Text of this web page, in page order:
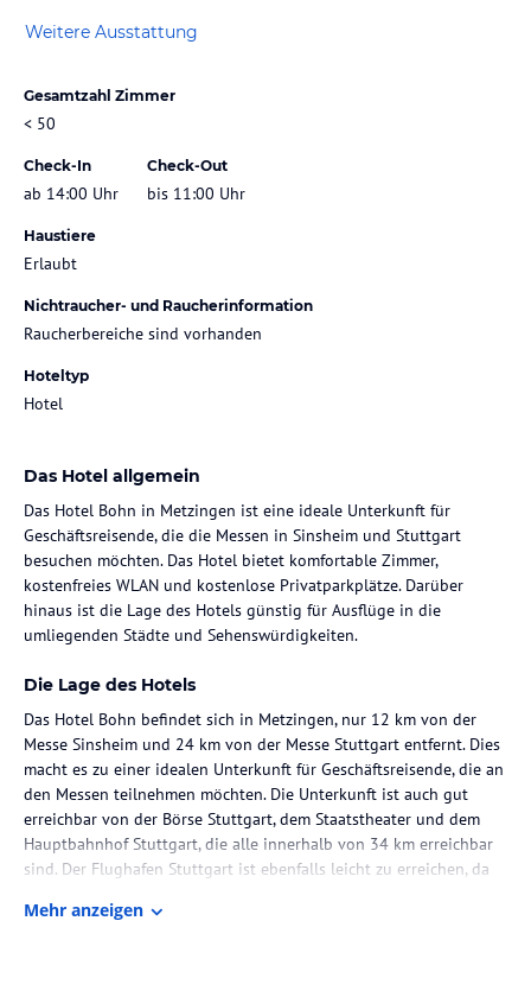
Weitere Ausstattung
Gesamtzahl Zimmer
< 50
Check-In
ab 14:00 Uhr
Check-Out
bis 11:00 Uhr
Haustiere
Erlaubt
Nichtraucher- und Raucherinformation
Raucherbereiche sind vorhanden
Hoteltyp
Hotel
Das Hotel allgemein
Das Hotel Bohn in Metzingen ist eine ideale Unterkunft für
Geschäftsreisende, die die Messen in Sinsheim und Stuttgart
besuchen möchten. Das Hotel bietet komfortable Zimmer,
kostenfreies WLAN und kostenlose Privatparkplätze. Darüber
hinaus ist die Lage des Hotels günstig für Ausflüge in die
umliegenden Städte und Sehenswürdigkeiten.
Die Lage des Hotels
Das Hotel Bohn befindet sich in Metzingen, nur 12 km von der
Messe Sinsheim und 24 km von der Messe Stuttgart entfernt. Dies
macht es zu einer idealen Unterkunft für Geschäftsreisende, die an
den Messen teilnehmen möchten. Die Unterkunft ist auch gut
erreichbar von der Börse Stuttgart, dem Staatstheater und dem
Hauptbahnhof Stuttgart, die alle innerhalb von 34 km erreichbar
sind. Der Flughafen Stuttgart ist ebenfalls leicht zu erreichen, da
Mehr anzeigen